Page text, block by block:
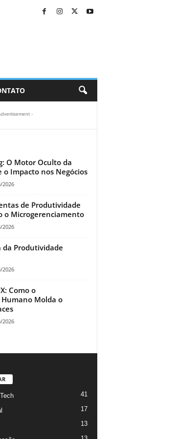
-
O Motor Oculto da
o Impacto nos Negócios
2026
de Produtividade
o Microgerenciamento
2026
da Produtividade
2026
Como o
Molda o
2026
41
17
13